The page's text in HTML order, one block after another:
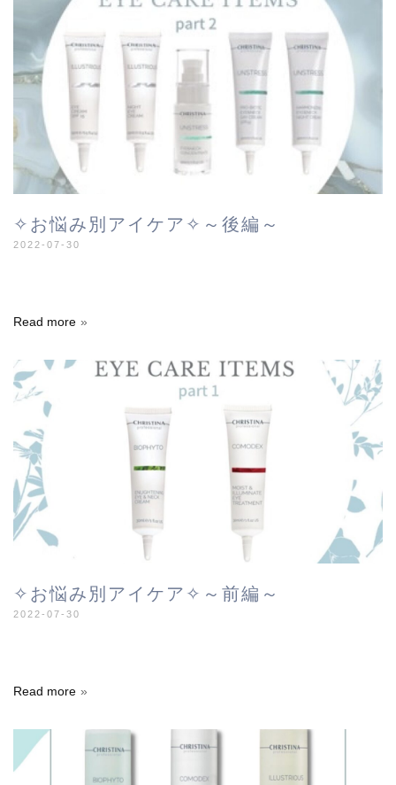
✧︎お悩み別アイケア✧︎～後編～
2022-07-30
Read more
✧お悩み別アイケア✧︎～前編～
2022-07-30
Read more